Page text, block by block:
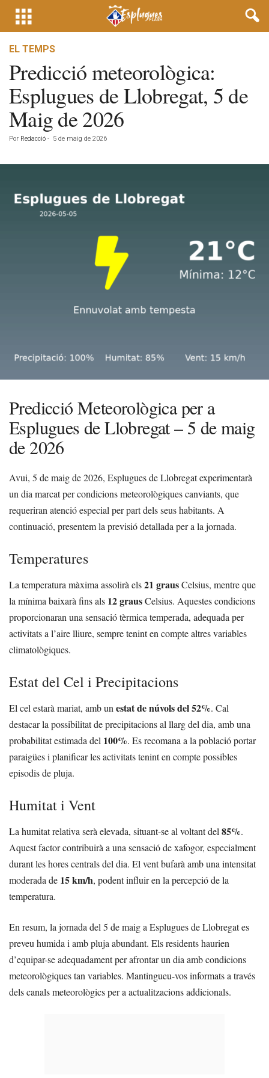
EL TEMPS
Predicció meteorològica:
Esplugues de Llobregat, 5 de
Maig de 2026
Por Redacció - 5 de maig de 2026
Predicció Meteorològica per a
Esplugues de Llobregat – 5 de maig
de 2026
Avui, 5 de maig de 2026, Esplugues de Llobregat experimentarà
un dia marcat per condicions meteorològiques canviants, que
requeriran atenció especial per part dels seus habitants. A
continuació, presentem la previsió detallada per a la jornada.
Temperatures
La temperatura màxima assolirà els21 grausCelsius, mentre que
la mínima baixarà fins als 12 grausCelsius. Aquestes condicions
proporcionaran una sensació tèrmica temperada, adequada per
activitats a l’aire lliure, sempre tenint en compte altres variables
climatològiques.
Estat del Cel i Precipitacions
El cel estarà mariat, amb unestat de núvols del 52%. Cal
destacar la possibilitat de precipitacions al llarg del dia, amb una
probabilitat estimada del 100%. Es recomana a la població portar
paraigües i planificar les activitats tenint en compte possibles
episodis de pluja.
Humitat i Vent
La humitat relativa serà elevada, situant-se al voltant del85%.
Aquest factor contribuirà a una sensació de xafogor, especialment
durant les hores centrals del dia. El vent bufarà amb una intensitat
moderada de 15 km/h, podent influir en la percepció de la
temperatura.
En resum, la jornada del 5 de maig a Esplugues de Llobregat es
preveu humida i amb pluja abundant. Els residents haurien
d’equipar-se adequadament per afrontar un dia amb condicions
meteorològiques tan variables. Mantingueu-vos informats a través
dels canals meteorològics per a actualitzacions addicionals.